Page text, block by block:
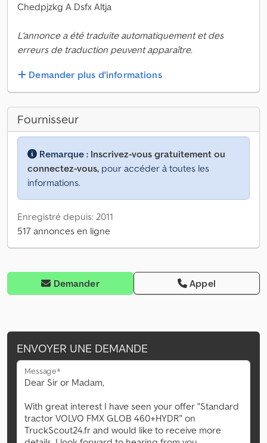
Chedpjzkg A Dsfx Altja
L'annonce a été traduite automatiquement et des
erreurs de traduction peuvent apparaître.
Demander plus d'informations
Fournisseur
Remarque : Inscrivez-vous gratuitement ou
connectez-vous, pour accéder à toutes les
informations.
Enregistré depuis: 2011
517 annonces en ligne
Demander Appel
ENVOYER UNE DEMANDE
Message*